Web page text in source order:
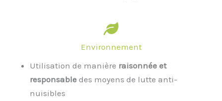
Environnement
Utilisation de manière raisonnée et
responsable des moyens de lutte anti-
nuisibles